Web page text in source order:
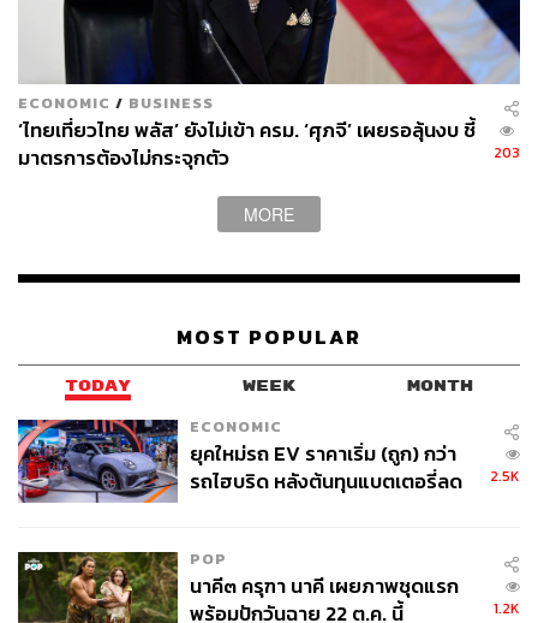
ECONOMIC / BUSINESS
‘ไทยเที่ยวไทย พลัส’ ยังไม่เข้า ครม. ‘ศุภจี’ เผยรอลุ้นงบ ชี้
มาตรการต้องไม่กระจุกตัว
203
MORE
MOST POPULAR
TODAY WEEK MONTH
ECONOMIC
ยุคใหม่รถ EV ราคาเริ่ม (ถูก) กว่า
รถไฮบริด หลังต้นทุนแบตเตอรี่ลด
2.5K
POP
นาคี๓ ครุฑา นาคี เผยภาพชุดแรก
พร้อมปักวันฉาย 22 ต.ค. นี้
1.2K